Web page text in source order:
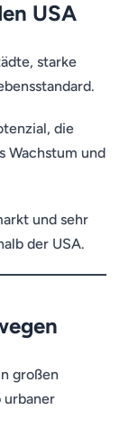
USA
starke
die
Wachstum und
und sehr
der USA.
großen
urbaner